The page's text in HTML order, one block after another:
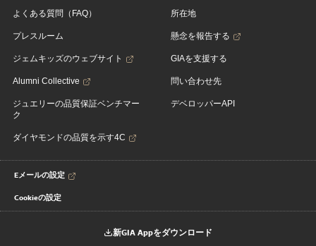
よくある質問（FAQ）
プレスルーム
ジェムキッズのウェブサイト
Alumni Collective
ジュエリーの品質保証ベンチマー
ク
ダイヤモンドの品質を示す4C
所在地
懸念を報告する
GIAを支援する
問い合わせ先
デベロッパーAPI
Eメールの設定
Cookieの設定
新GIA Appをダウンロード